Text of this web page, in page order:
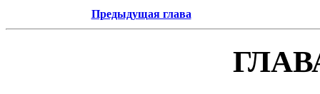
Предыдущая глава